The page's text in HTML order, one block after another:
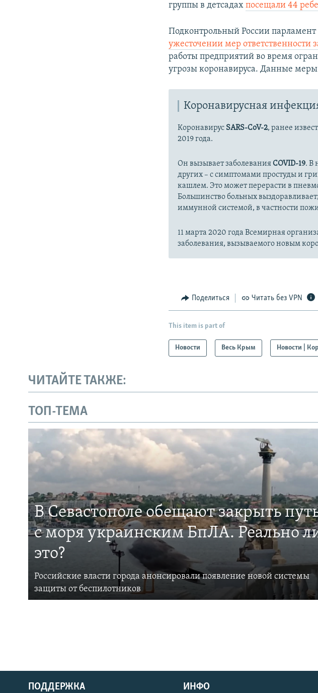
группы в детсадахпосещали 44
Подконтрольный России
ужесточении мер
работы предприятий во время
угрозы коронавируса. Данные меры
Коронавирусная
Коронавирус SARS-CoV-2, ранее
2019 года.
Он вызывает заболеванияCOVID-19. В
других – с симптомами простуды и
кашлем. Это может перерасти в
Большинство больных
иммунной системой, в частности
11 марта 2020 года Всемирная
заболевания, вызываемого новым
Поделиться Читать без VPN
This item is part of
Новости Весь Крым Новости |
ЧИТАЙТЕ ТАКЖЕ:
ТОП-ТЕМА
В Севастополе обещают закрыть
с моря украинским БпЛА. Реально
это?
Российские власти города анонсировали появление новой системы
защиты от беспилотников
ПОДДЕРЖКА ИНФО